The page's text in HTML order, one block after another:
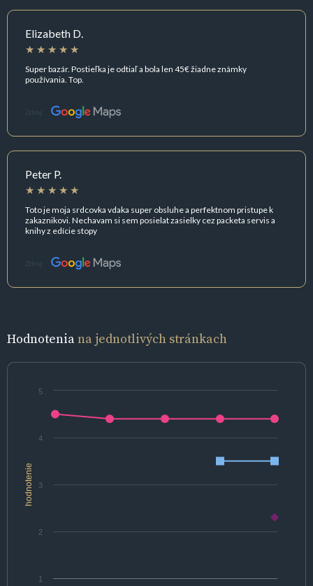
Elizabeth D.
Super bazár. Postieľka je odtiaľ a bola len 45€ žiadne známky
používania. Top.
Zdroj:
Peter P.
Toto je moja srdcovka vdaka super obsluhe a perfektnom pristupe k
zakaznikovi. Nechavam si sem posielat zasielky cez packeta servis a
knihy z edície stopy
Zdroj:
Hodnoteniana jednotlivých stránkach
hodnotenie
1
2
3
4
5